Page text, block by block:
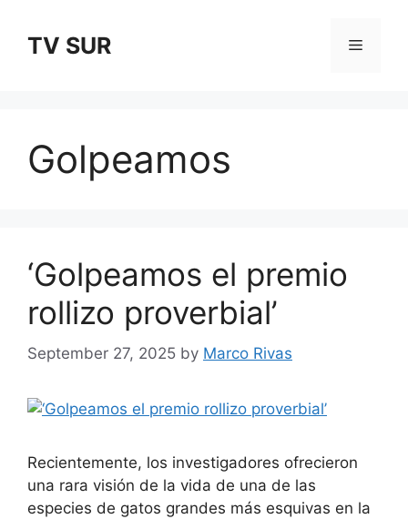
contentTV SUR Menu
Golpeamos
‘Golpeamos el premio
rollizo proverbial’
September 27, 2025 by Marco Rivas
Recientemente, los investigadores ofrecieron
una rara visión de la vida de una de las
especies de gatos grandes más esquivas en la